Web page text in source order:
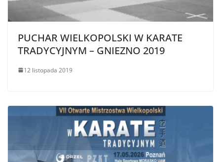
PUCHAR WIELKOPOLSKI W KARATE
TRADYCYJNYM – GNIEZNO 2019
12 listopada 2019